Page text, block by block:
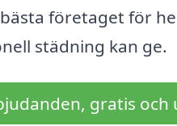
företaget för
städning kan ge.
gratis